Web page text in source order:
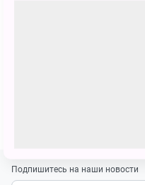
Подмосковье, хоть им
Подпишитесь на наши новости